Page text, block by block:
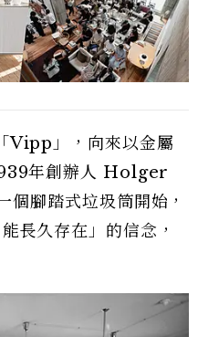
Vipp」，向來以金屬
年創辦人 Holger
腳踏式垃圾筒開始，
長久存在」的信念，